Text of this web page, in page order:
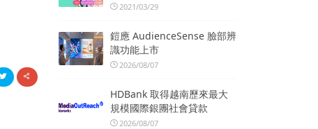
2021/03/29
鎧應 AudienceSense 臉部辨
識功能上市
2026/08/07
HDBank 取得越南歷來最大
規模國際銀團社會貸款
2026/08/07